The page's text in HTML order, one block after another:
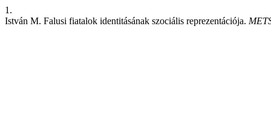
1.
István M. Falusi fiatalok identitásának szociális reprezentációja.